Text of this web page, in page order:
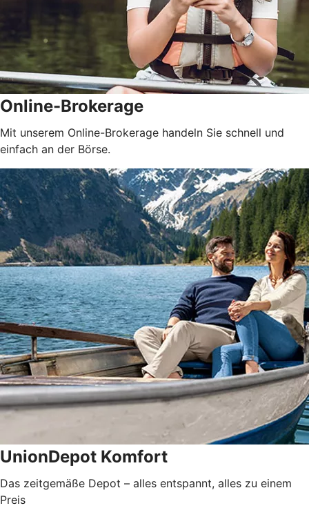
Online-Brokerage
Mit unserem Online-Brokerage handeln Sie schnell und
einfach an der Börse.
UnionDepot Komfort
Das zeitgemäße Depot – alles entspannt, alles zu einem
Preis